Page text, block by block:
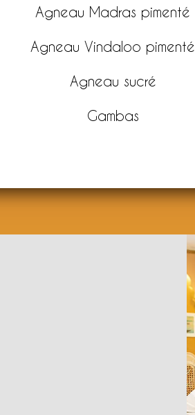
Agneau Madras pimenté
Agneau Vindaloo pimenté
Agneau sucré
Gambas